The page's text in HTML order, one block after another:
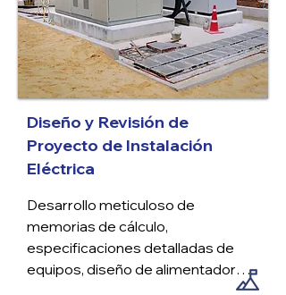
Diseño y Revisión de
Proyecto de Instalación
Eléctrica
Desarrollo meticuloso de
memorias de cálculo,
especificaciones detalladas de
equipos, diseño de alimentadores
eléctricos, elaboración de planos